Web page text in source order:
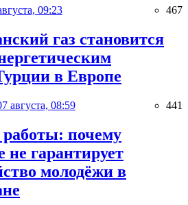
09:23 467
газ становится
в Европе
августа, 08:59 441
почему
не гарантирует
молодёжи в